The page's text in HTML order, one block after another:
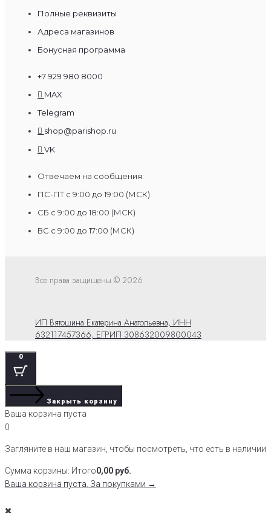
Полные реквизиты
Адреса магазинов
Бонусная программа
+7 929 980 8000
MAX
Telegram
shop@parishop.ru
VK
Отвечаем на сообщения:
ПС-ПТ с 9:00 до 19:00 (МСК)
СБ с 9:00 до 18:00 (МСК)
ВС с 9:00 до 17:00 (МСК)
Все права защищены © 2026
ИП Вятошина Екатерина Анатольевна, ИНН
632117457366, ЕГРИП 308632009800043
0
Закрыть корзину
Ваша корзина пуста
0
Загляните в наш магазин, чтобы посмотреть, что есть в наличии
Сумма корзины: Итого0,00 руб.
Ваша корзина пуста. За покупками →